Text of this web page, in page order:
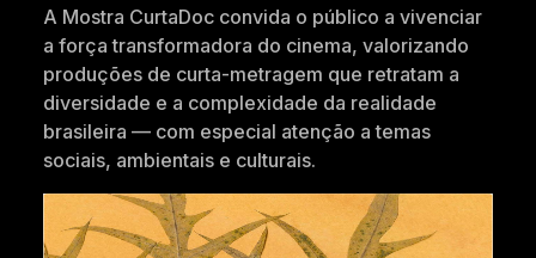
A Mostra CurtaDoc convida o público a vivenciar
a força transformadora do cinema, valorizando
produções de curta-metragem que retratam a
diversidade e a complexidade da realidade
brasileira — com especial atenção a temas
sociais, ambientais e culturais.